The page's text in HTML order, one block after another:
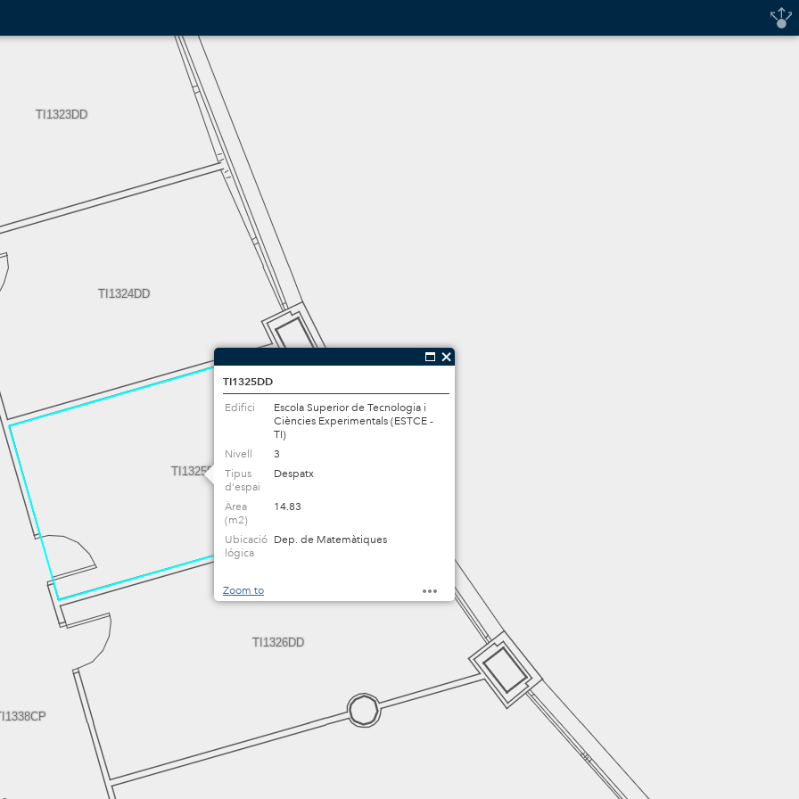
TI1325DD
TI1326DD
TI1323DD
TI1324DD
TI1325DD
Edifici
Escola Superior de Tecnologia i
Ciències Experimentals (ESTCE -
TI)
Nivell
3
Tipus
d'espai
Despatx
Àrea
(m2)
14.83
Ubicació
lógica
Dep. de Matemàtiques
Zoom to